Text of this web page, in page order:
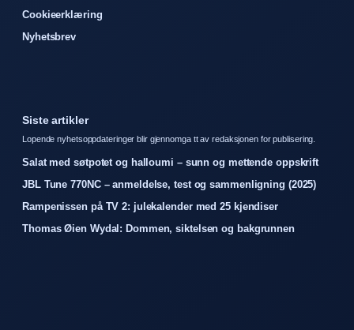
Cookieerklæring
Nyhetsbrev
Siste artikler
Lopende nyhetsoppdateringer blir gjennomga tt av redaksjonen for publisering.
Salat med søtpotet og halloumi – sunn og mettende oppskrift
JBL Tune 770NC – anmeldelse, test og sammenligning (2025)
Rampenissen på TV 2: julekalender med 25 kjendiser
Thomas Øien Wydal: Dommen, siktelsen og bakgrunnen